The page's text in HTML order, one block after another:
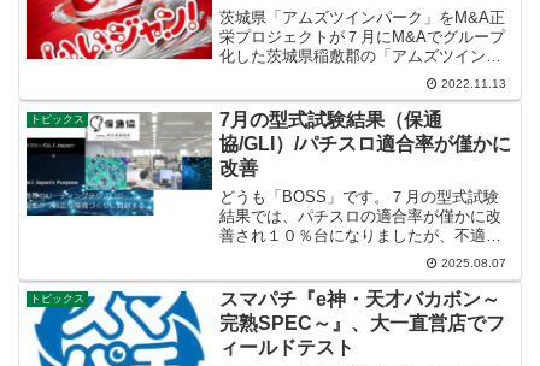
茨城県「アムズツインパーク」をM&A正
栄プロジェクトが７月にM&Aでグループ
化した茨城県稲敷郡の「アムズツインパ
ーク」をわずか数ヶ月でマルハンへ明け
渡します。正栄プロジェクトが屋号を変
更せずに営業していたのは当初から何か
思惑があったのでしょ...
2022.11.13
トピックス
7月の型式試験結果（保通
協/GLI）/パチスロ適合率が僅かに
改善
どうも「BOSS」です。７月の型式試験
結果では、パチスロの適合率が僅かに改
善され１０％台になりましたが、不適合
理由が依然としてシミュレーション出玉
試験で規制値を超えるケースが多いよう
です。予てからパチスロのシミュレーシ
ョン出玉試験のハードル...
2025.08.07
トピックス
スマパチ『e神・天才バカボン～
完熟SPEC～』、大一直営店でフ
ィールドテスト